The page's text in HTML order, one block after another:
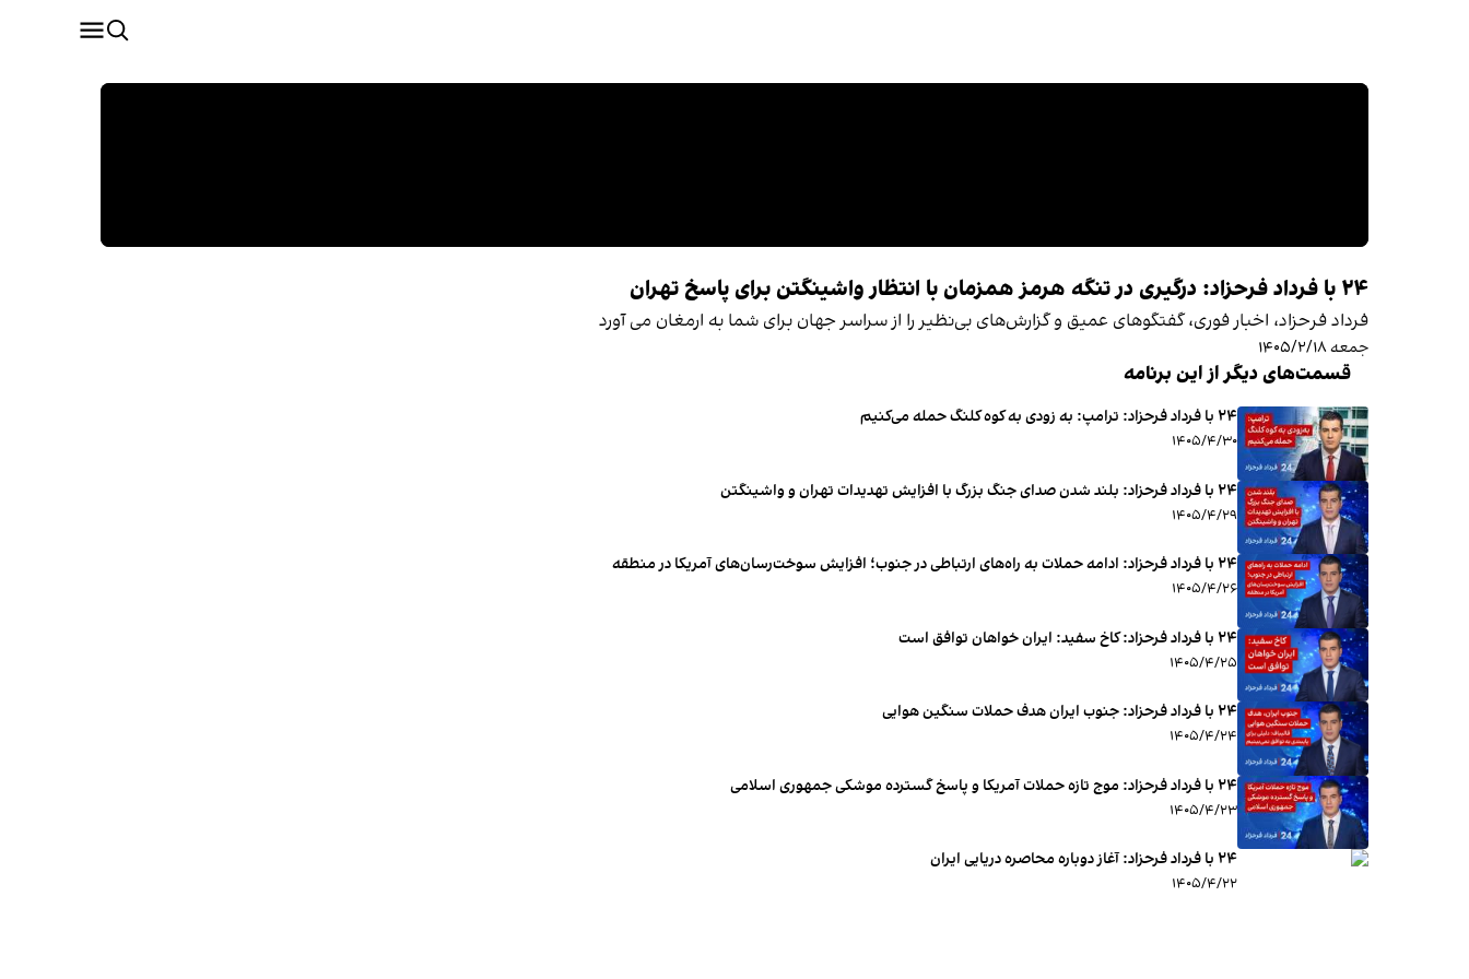
فرداد فرحزاد، اخبار فوری، گفتگوهای عمیق و گزارش‌های بی‌نظیر را از سراسر جهان برای شما به ارمغان می آورد
جمعه ۱۴۰۵/۲/۱۸
قسمت‌های دیگر از این برنامه
۲۴ با فرداد فرحزاد: ترامپ: به زودی به کوه کلنگ حمله می‌کنیم
۱۴۰۵/۴/۳۰
۲۴ با فرداد فرحزاد: بلند شدن صدای جنگ بزرگ با افزایش تهدیدات تهران و واشینگتن
۱۴۰۵/۴/۲۹
۲۴ با فرداد فرحزاد: ادامه حملات به راه‌های ارتباطی در جنوب؛ افزایش سوخت‌رسان‌های آمریکا در منطقه
۱۴۰۵/۴/۲۶
۱۴۰۵/۴/۲۵
۱۴۰۵/۴/۲۴
۱۴۰۵/۴/۲۳
۲۴ با فرداد فرحزاد: آغاز دوباره محاصره دریایی ایران
۱۴۰۵/۴/۲۲